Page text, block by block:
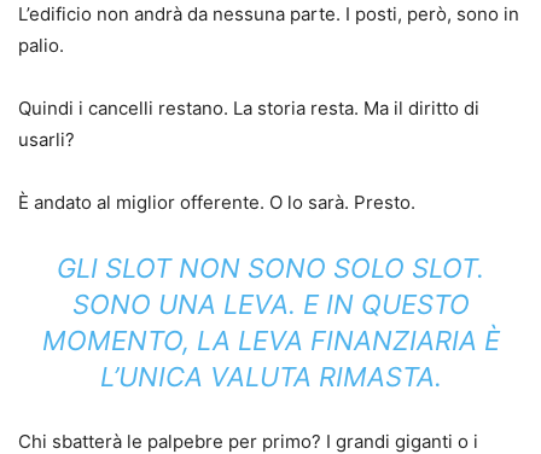
L’edificio non andrà da nessuna parte. I posti, però, sono in
palio.
Quindi i cancelli restano. La storia resta. Ma il diritto di
usarli?
È andato al miglior offerente. O lo sarà. Presto.
GLI SLOT NON SONO SOLO SLOT.
SONO UNA LEVA. E IN QUESTO
MOMENTO, LA LEVA FINANZIARIA È
L’UNICA VALUTA RIMASTA.
Chi sbatterà le palpebre per primo? I grandi giganti o i